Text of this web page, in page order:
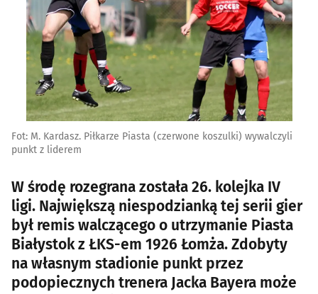
Fot: M. Kardasz. Piłkarze Piasta (czerwone koszulki) wywalczyli
punkt z liderem
W środę rozegrana została 26. kolejka IV
ligi. Największą niespodzianką tej serii gier
był remis walczącego o utrzymanie Piasta
Białystok z ŁKS-em 1926 Łomża. Zdobyty
na własnym stadionie punkt przez
podopiecznych trenera Jacka Bayera może